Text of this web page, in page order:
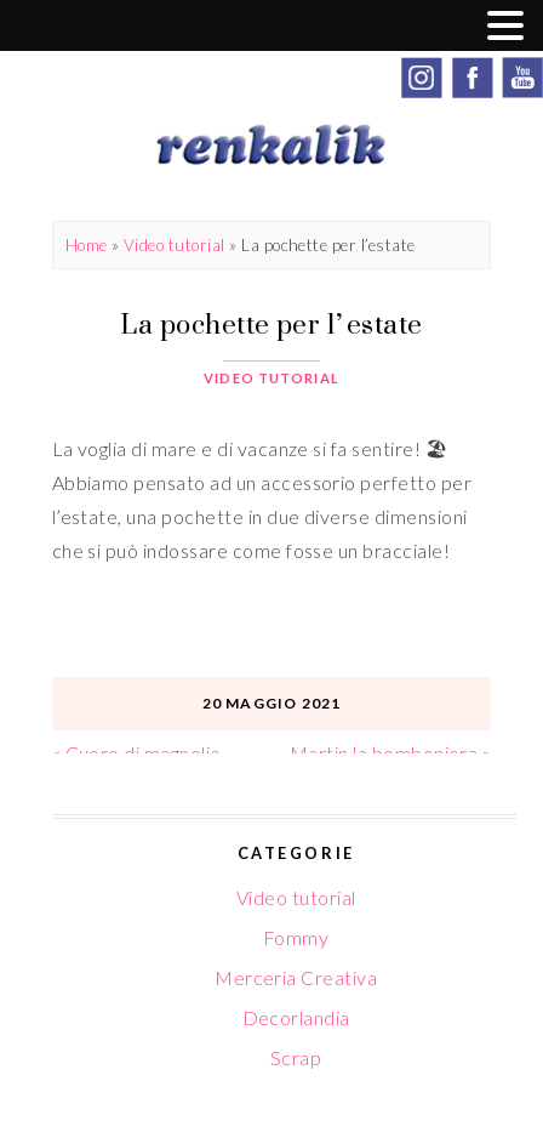
Home » Video tutorial » La pochette per l’estate
La pochette per l’estate
VIDEO TUTORIAL
La voglia di mare e di vacanze si fa sentire! 🏖
Abbiamo pensato ad un accessorio perfetto per
l’estate, una pochette in due diverse dimensioni
che si può indossare come fosse un bracciale!
20 MAGGIO 2021
« Cuore di magnolie Martin la bomboniera »
CATEGORIE
Video tutorial
Fommy
Merceria Creativa
Decorlandia
Scrap